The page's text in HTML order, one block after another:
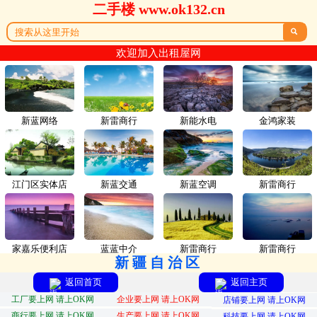
二手楼 www.ok132.cn

欢迎加入出租屋网
新蓝网络 新雷商行
江门区实体店 新蓝交通
家嘉乐便利店 蓝蓝中介
新能水电 金鸿家装
新蓝空调 新雷商行
新雷商行 新雷商行
新疆自治区
返回首页 返回主页
工厂要上网 请上OK网 企业要上网 请上OK网
店铺要上网 请上OK网